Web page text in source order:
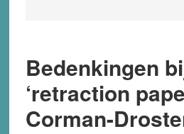
Bedenkingen
‘retraction
Corman-